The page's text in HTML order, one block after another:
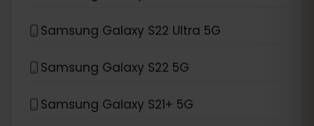
Samsung Galaxy S22 Ultra 5G
Samsung Galaxy S22 5G
Samsung Galaxy S21+ 5G